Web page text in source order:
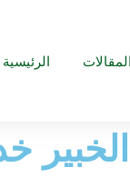
الرئيسية المقالات